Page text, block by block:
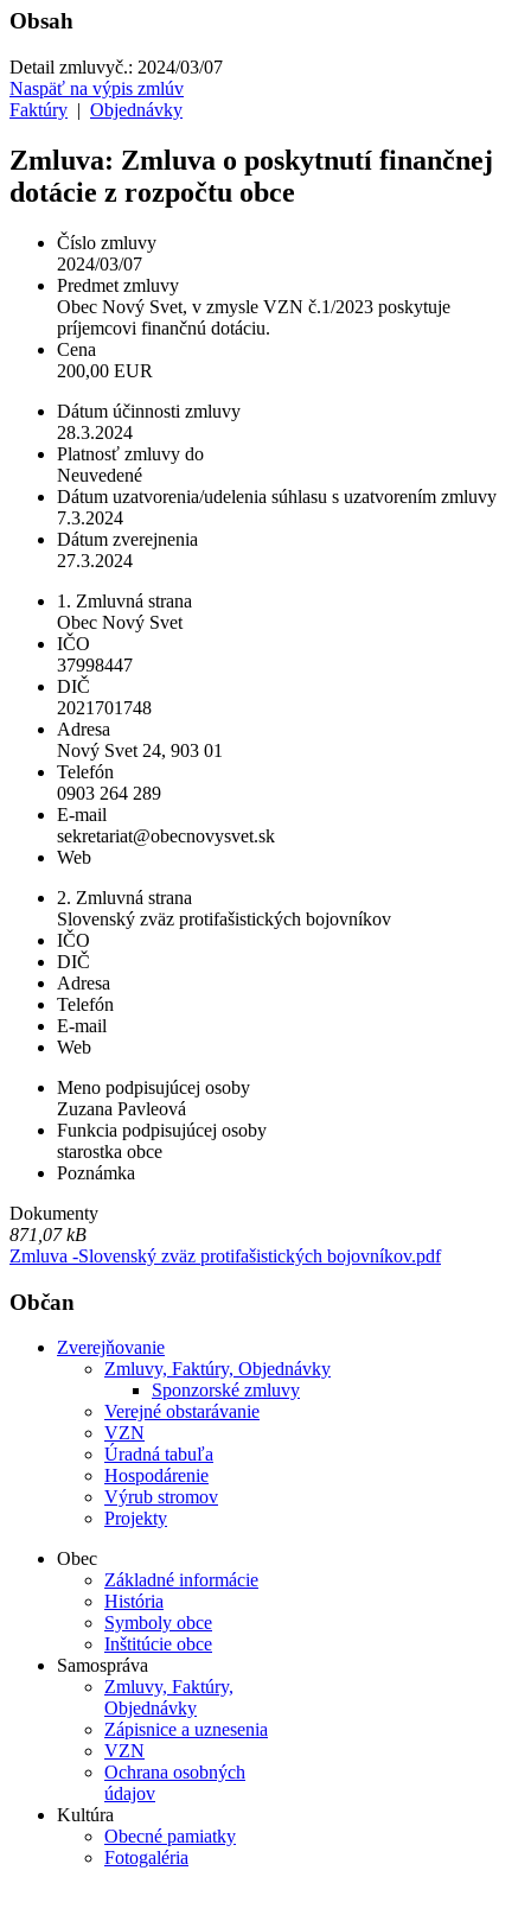
Obsah
Detail zmluvyč.: 2024/03/07
Naspäť na výpis zmlúv
Faktúry | Objednávky
Zmluva: Zmluva o poskytnutí finančnej
dotácie z rozpočtu obce
Číslo zmluvy
2024/03/07
Predmet zmluvy
Obec Nový Svet, v zmysle VZN č.1/2023 poskytuje
príjemcovi finančnú dotáciu.
Cena
200,00 EUR
Dátum účinnosti zmluvy
28.3.2024
Platnosť zmluvy do
Neuvedené
Dátum uzatvorenia/udelenia súhlasu s uzatvorením zmluvy
7.3.2024
Dátum zverejnenia
27.3.2024
1. Zmluvná strana
Obec Nový Svet
IČO
37998447
DIČ
2021701748
Adresa
Nový Svet 24, 903 01
Telefón
0903 264 289
E-mail
sekretariat@obecnovysvet.sk
Web
2. Zmluvná strana
Slovenský zväz protifašistických bojovníkov
IČO
DIČ
Adresa
Telefón
E-mail
Web
Meno podpisujúcej osoby
Zuzana Pavleová
Funkcia podpisujúcej osoby
starostka obce
Poznámka
Dokumenty
871,07 kB
Zmluva -Slovenský zväz protifašistických bojovníkov.pdf
Občan
Zverejňovanie
Zmluvy, Faktúry, Objednávky
Sponzorské zmluvy
Verejné obstarávanie
VZN
Úradná tabuľa
Hospodárenie
Výrub stromov
Projekty
Obec
Základné informácie
História
Symboly obce
Inštitúcie obce
Samospráva
Zmluvy, Faktúry,
Objednávky
Zápisnice a uznesenia
VZN
Ochrana osobných
údajov
Kultúra
Obecné pamiatky
Fotogaléria